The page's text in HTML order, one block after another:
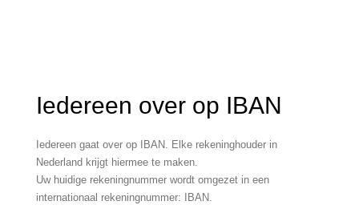
Iedereen over op IBAN
Iedereen gaat over op IBAN. Elke rekeninghouder in
Nederland krijgt hiermee te maken.
Uw huidige rekeningnummer wordt omgezet in een
internationaal rekeningnummer: IBAN.